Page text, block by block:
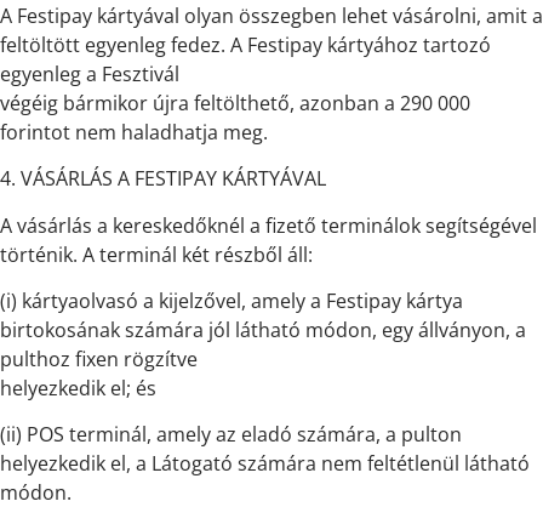
A Festipay kártyával olyan összegben lehet vásárolni, amit a
feltöltött egyenleg fedez. A Festipay kártyához tartozó
egyenleg a Fesztivál
végéig bármikor újra feltölthető, azonban a 290 000
forintot nem haladhatja meg.
4. VÁSÁRLÁS A FESTIPAY KÁRTYÁVAL
A vásárlás a kereskedőknél a fizető terminálok segítségével
történik. A terminál két részből áll:
(i) kártyaolvasó a kijelzővel, amely a Festipay kártya
birtokosának számára jól látható módon, egy állványon, a
pulthoz fixen rögzítve
helyezkedik el; és
(ii) POS terminál, amely az eladó számára, a pulton
helyezkedik el, a Látogató számára nem feltétlenül látható
módon.